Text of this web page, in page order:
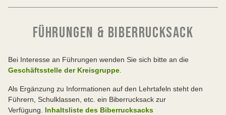
FÜHRUNGEN & BIBERRUCKSACK
Bei Interesse an Führungen wenden Sie sich bitte an die
Geschäftsstelle der Kreisgruppe
Als Ergänzung zu Informationen auf den Lehrtafeln steht den
Führern, Schulklassen, etc. ein Biberrucksack zur
Verfügung. Inhaltsliste des Biberrucksacks